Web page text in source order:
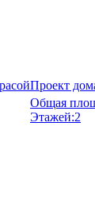
Проект
Общая
Этажей:2